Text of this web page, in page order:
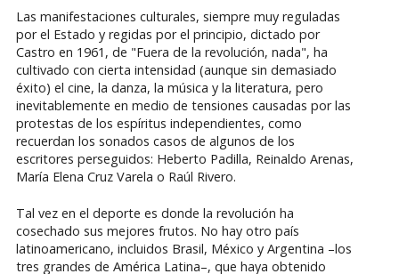
Las manifestaciones culturales, siempre muy reguladas
por el Estado y regidas por el principio, dictado por
Castro en 1961, de "Fuera de la revolución, nada", ha
cultivado con cierta intensidad (aunque sin demasiado
éxito) el cine, la danza, la música y la literatura, pero
inevitablemente en medio de tensiones causadas por las
protestas de los espíritus independientes, como
recuerdan los sonados casos de algunos de los
escritores perseguidos: Heberto Padilla, Reinaldo Arenas,
María Elena Cruz Varela o Raúl Rivero.
Tal vez en el deporte es donde la revolución ha
cosechado sus mejores frutos. No hay otro país
latinoamericano, incluidos Brasil, México y Argentina –los
tres grandes de América Latina–, que haya obtenido